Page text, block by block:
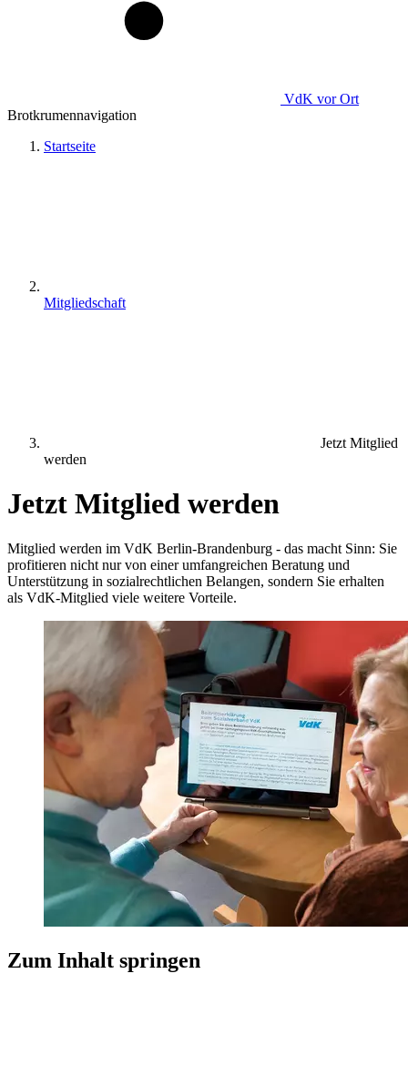
VdK vor Ort
Brotkrumennavigation
Startseite
Mitgliedschaft
Jetzt Mitglied
werden
Jetzt Mitglied werden
Mitglied werden im VdK Berlin-Brandenburg - das macht Sinn: Sie
profitieren nicht nur von einer umfangreichen Beratung und
Unterstützung in sozialrechtlichen Belangen, sondern Sie erhalten
als VdK-Mitglied viele weitere Vorteile.
Zum Inhalt springen